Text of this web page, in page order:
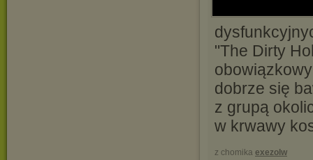
"The Dirty
dobrze się
z grupą
w krwawy
z chomika exezolw